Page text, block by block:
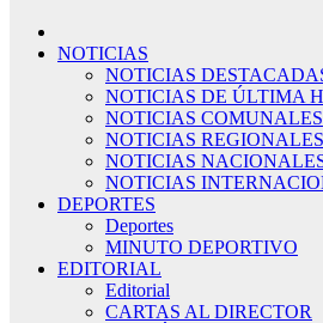
NOTICIAS
NOTICIAS
NOTICIAS DE ÚLTIMA
NOTICIAS COMUNALES
NOTICIAS REGIONALES
NOTICIAS
NOTICIAS
DEPORTES
Deportes
MINUTO DEPORTIVO
EDITORIAL
Editorial
CARTAS AL DIRECTOR